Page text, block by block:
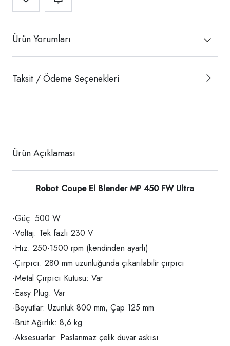
Ürün Yorumları
Taksit / Ödeme Seçenekleri
Ürün Açıklaması
Robot Coupe El Blender MP 450 FW Ultra
-Güç: 500 W
-Voltaj: Tek fazlı 230 V
-Hız: 250-1500 rpm (kendinden ayarlı)
-Çırpıcı: 280 mm uzunluğunda çıkarılabilir çırpıcı
-Metal Çırpıcı Kutusu: Var
-Easy Plug: Var
-Boyutlar: Uzunluk 800 mm, Çap 125 mm
-Brüt Ağırlık: 8,6 kg
-Aksesuarlar: Paslanmaz çelik duvar askısı